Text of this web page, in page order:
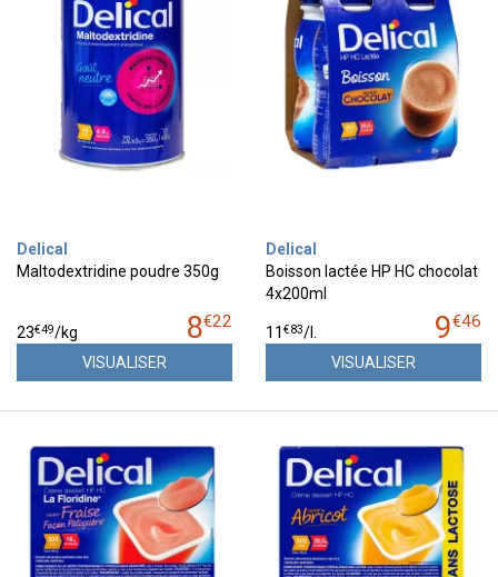
Delical
Maltodextridine poudre 350g
8€22
23€49/kg
VISUALISER
Delical
Boisson lactée HP HC chocolat
4x200ml
9€46
11 €83/l.
VISUALISER